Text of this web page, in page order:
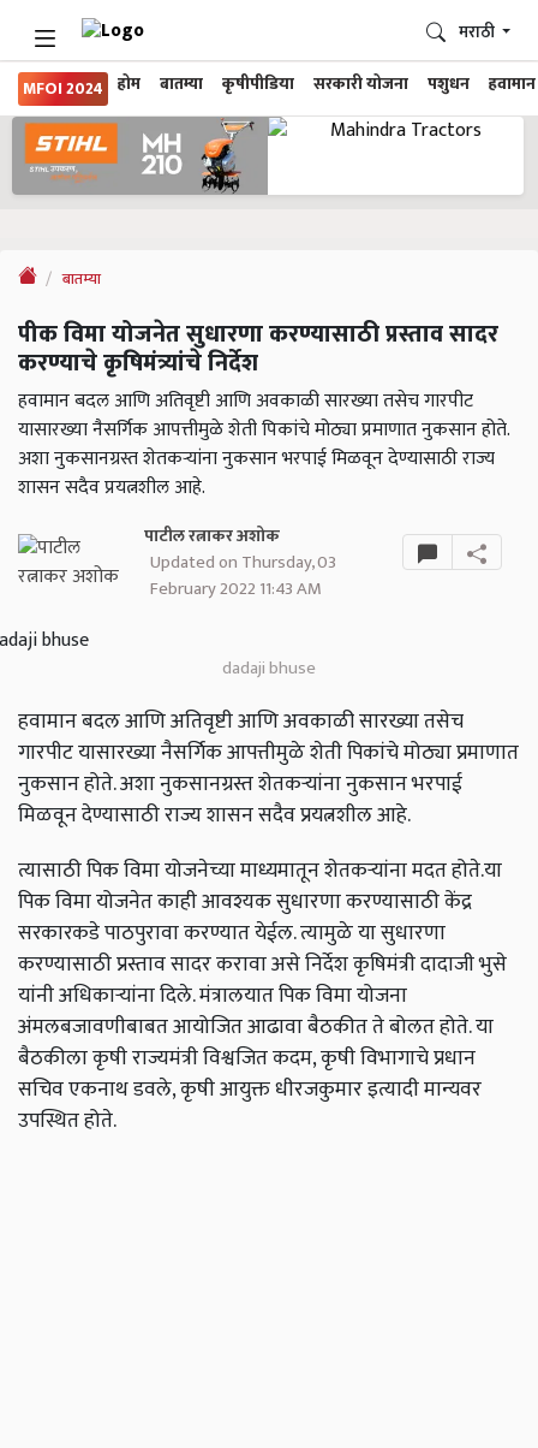
MFOI 2024 होम बातम्या कृषीपीडिया सरकारी योजना पशुधन हवामान
मराठी
बातम्या
पीक विमा योजनेत सुधारणा करण्यासाठी प्रस्ताव सादर
करण्याचे कृषिमंत्र्यांचे निर्देश
हवामान बदल आणि अतिवृष्टी आणि अवकाळी सारख्या तसेच गारपीट
यासारख्या नैसर्गिक आपत्तीमुळे शेती पिकांचे मोठ्या प्रमाणात नुकसान होते.
अशा नुकसानग्रस्त शेतकऱ्यांना नुकसान भरपाई मिळवून देण्यासाठी राज्य
शासन सदैव प्रयत्नशील आहे.
पाटील रत्नाकर अशोक
Updated on Thursday, 03
February 2022 11:43 AM
dadaji bhuse
हवामान बदल आणि अतिवृष्टी आणि अवकाळी सारख्या तसेच
गारपीट यासारख्या नैसर्गिक आपत्तीमुळे शेती पिकांचे मोठ्या प्रमाणात
नुकसान होते. अशा नुकसानग्रस्त शेतकऱ्यांना नुकसान भरपाई
मिळवून देण्यासाठी राज्य शासन सदैव प्रयत्नशील आहे.
त्यासाठी पिक विमा योजनेच्या माध्यमातून शेतकऱ्यांना मदत होते.या
पिक विमा योजनेत काही आवश्यक सुधारणा करण्यासाठी केंद्र
सरकारकडे पाठपुरावा करण्यात येईल. त्यामुळे या सुधारणा
करण्यासाठी प्रस्ताव सादर करावा असे निर्देश कृषिमंत्री दादाजी भुसे
यांनी अधिकाऱ्यांना दिले. मंत्रालयात पिक विमा योजना
अंमलबजावणीबाबत आयोजित आढावा बैठकीत ते बोलत होते. या
बैठकीला कृषी राज्यमंत्री विश्वजित कदम, कृषी विभागाचे प्रधान
सचिव एकनाथ डवले, कृषी आयुक्त धीरजकुमार इत्यादी मान्यवर
उपस्थित होते.